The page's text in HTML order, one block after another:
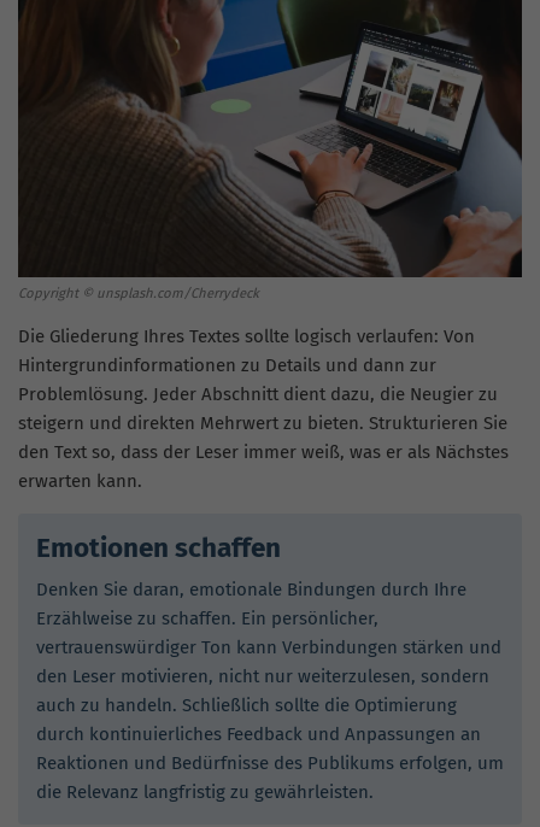
Copyright © unsplash.com/Cherrydeck
Die Gliederung Ihres Textes sollte logisch verlaufen: Von
Hintergrundinformationen zu Details und dann zur
Problemlösung. Jeder Abschnitt dient dazu, die Neugier zu
steigern und direkten Mehrwert zu bieten. Strukturieren Sie
den Text so, dass der Leser immer weiß, was er als Nächstes
erwarten kann.
Emotionen schaffen
Denken Sie daran, emotionale Bindungen durch Ihre
Erzählweise zu schaffen. Ein persönlicher,
vertrauenswürdiger Ton kann Verbindungen stärken und
den Leser motivieren, nicht nur weiterzulesen, sondern
auch zu handeln. Schließlich sollte die Optimierung
durch kontinuierliches Feedback und Anpassungen an
Reaktionen und Bedürfnisse des Publikums erfolgen, um
die Relevanz langfristig zu gewährleisten.